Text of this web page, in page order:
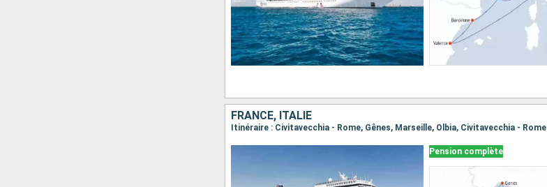
FRANCE, ITALIE
Itinéraire : Civitavecchia - Rome, Gênes, Marseille, Olbia, Civitavecchia - Rome
Pension complète